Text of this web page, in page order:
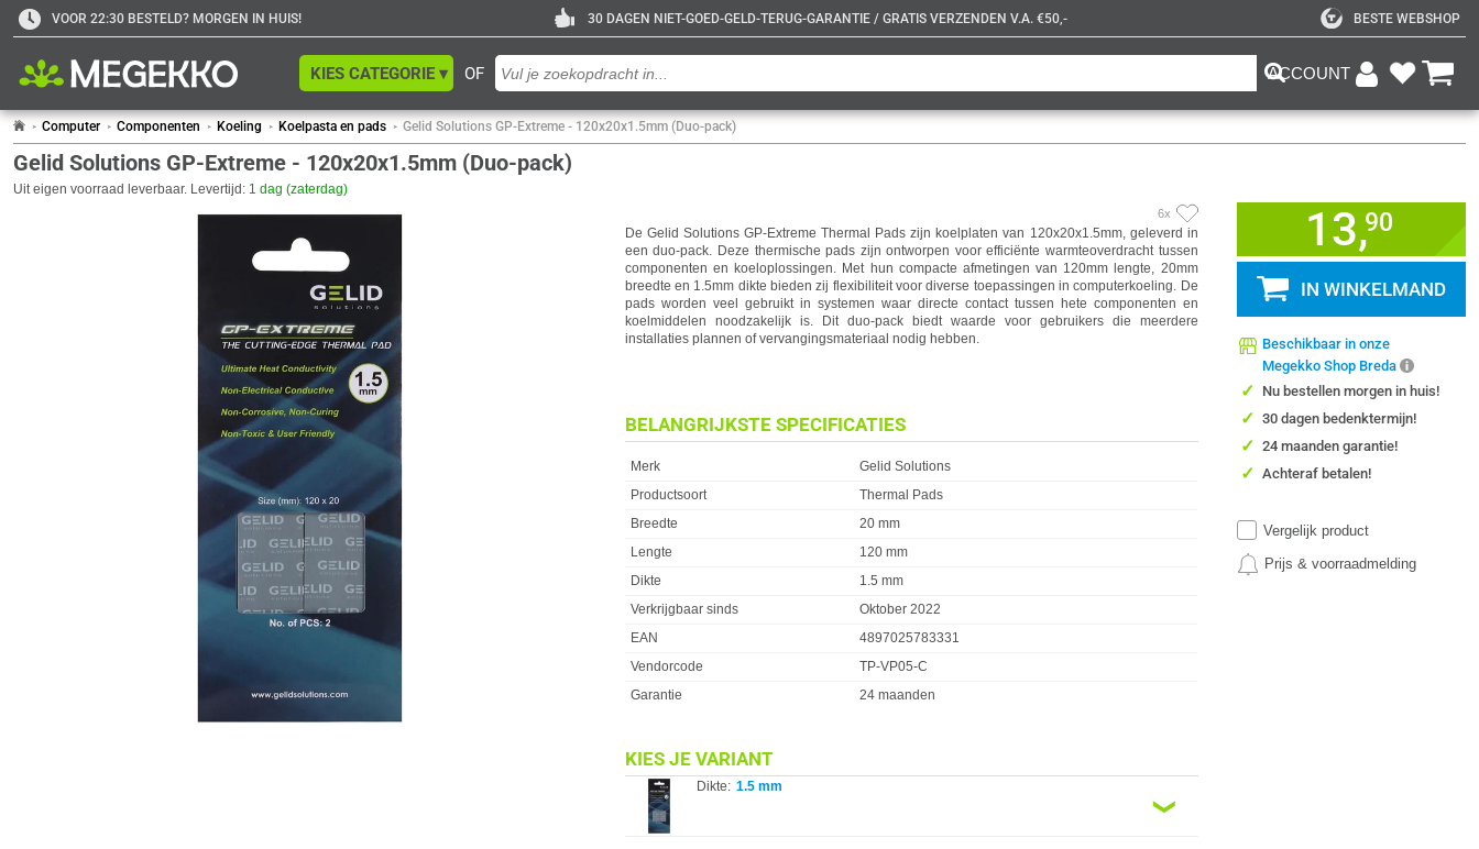
VOOR 22:30 BESTELD? MORGEN IN HUIS! 30 DAGEN NIET-GOED-GELD-TERUG-GARANTIE / GRATIS VERZENDEN V.A. €50,- BESTE WEBSHOP
OF
KIES CATEGORIE ▾ ACCOUNT
Computer Componenten Koeling Koelpasta en pads Gelid Solutions GP-Extreme - 120x20x1.5mm (Duo-pack)
Gelid Solutions GP-Extreme - 120x20x1.5mm (Duo-pack)
Uit eigen voorraad leverbaar. Levertijd: 1 dag (zaterdag)
6x
De Gelid Solutions GP-Extreme Thermal Pads zijn koelplaten van 120x20x1.5mm, geleverd in
een duo-pack. Deze thermische pads zijn ontworpen voor efficiënte warmteoverdracht tussen
componenten en koeloplossingen. Met hun compacte afmetingen van 120mm lengte, 20mm
breedte en 1.5mm dikte bieden zij flexibiliteit voor diverse toepassingen in computerkoeling. De
pads worden veel gebruikt in systemen waar directe contact tussen hete componenten en
koelmiddelen noodzakelijk is. Dit duo-pack biedt waarde voor gebruikers die meerdere
installaties plannen of vervangingsmateriaal nodig hebben.
BELANGRIJKSTE SPECIFICATIES
Eigenschap
Merk
Gelid Solutions
Productsoort
Thermal Pads
Breedte
20 mm
Lengte
120 mm
Dikte
1.5 mm
Verkrijgbaar sinds
Oktober 2022
EAN
4897025783331
Vendorcode
TP-VP05-C
Garantie
24 maanden
KIES JE VARIANT
Dikte: 1.5 mm
❮
13,90
IN WINKELMAND
Beschikbaar in onze
Megekko Shop Breda
✓ Nu bestellen morgen in huis!
✓ 30 dagen bedenktermijn!
✓ 24 maanden garantie!
✓ Achteraf betalen!
Vergelijk product
Prijs & voorraadmelding